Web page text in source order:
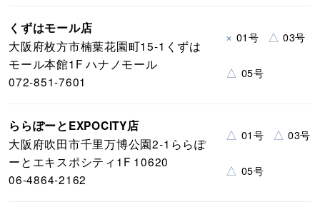
くずはモール店
大阪府枚方市楠葉花園町15-1くずは
モール本館1F ハナノモール
072-851-7601
× 01号 △ 03号
△ 05号
ららぽーとEXPOCITY店
大阪府吹田市千里万博公園2-1ららぽ
ーとエキスポシティ1F 10620
06-4864-2162
△ 01号 △ 03号
△ 05号